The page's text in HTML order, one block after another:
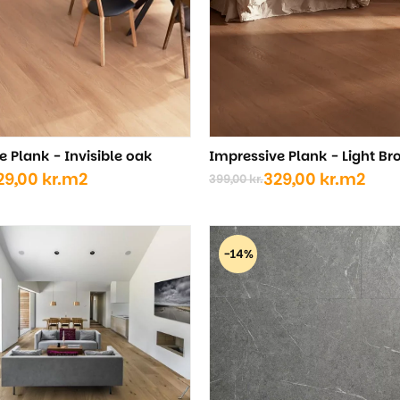
Plank - Invisible oak
kr.m2
Impressive Plank - Light
399,00kr.
Den
pris
var:
399,00 kr..
329,00 kr.
Den
pris
er:
329,00 kr..
m2
-14%